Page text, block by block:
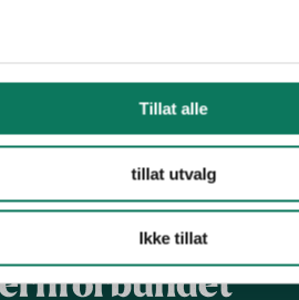
Tillat alle
tillat utvalg
Ikke tillat